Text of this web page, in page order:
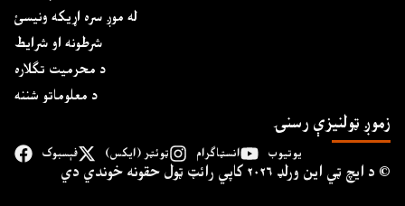
له موږ سره اړیکه ونیسئ
شرطونه او شرایط
د محرمیت تګلاره
د معلوماتو شننه
زموږ ټولنیزې رسنۍ
فېسبوک ټوئټر (ایکس) انسټاګرام یوتیوب
د ايچ ټي اين وﺭلډ ۲۰۲۶ کاپي ﺭائټ ټول حقونه خوندي دي ©